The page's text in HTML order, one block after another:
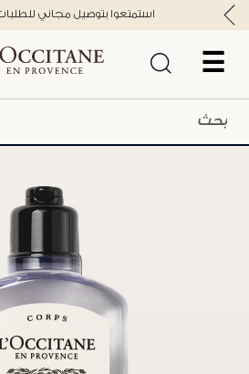
☰
استمتعوا بتوصيل مجاني للطلبات